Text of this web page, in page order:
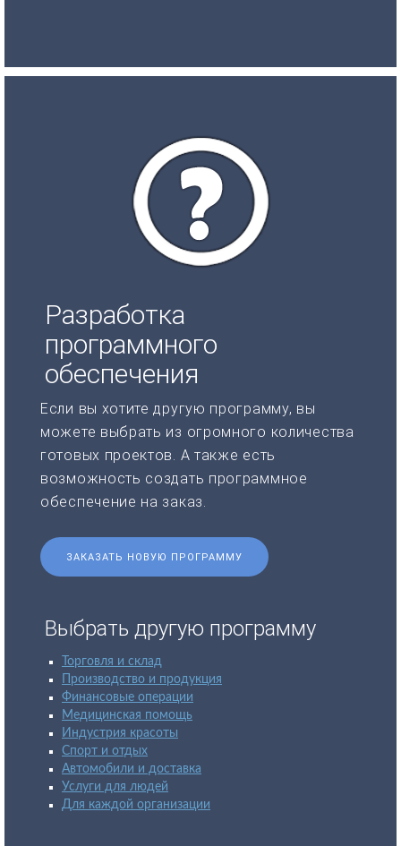
Разработка
программного
обеспечения
Если вы хотите другую программу, вы
можете выбрать из огромного количества
готовых проектов. А также есть
возможность создать программное
обеспечение на заказ.
ЗАКАЗАТЬ НОВУЮ ПРОГРАММУ
Выбрать другую программу
Торговля и склад
Производство и продукция
Финансовые операции
Медицинская помощь
Индустрия красоты
Спорт и отдых
Автомобили и доставка
Услуги для людей
Для каждой организации